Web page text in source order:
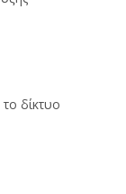
δίκτυο